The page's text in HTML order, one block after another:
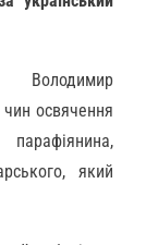
Володимир
чин освячення
який